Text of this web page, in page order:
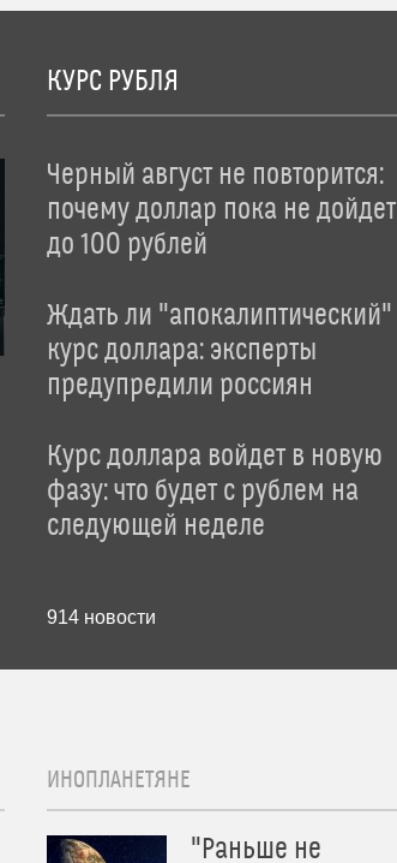
КУРС РУБЛЯ
Черный август не повторится:
почему доллар пока не дойдет
до 100 рублей
Ждать ли "апокалиптический"
курс доллара: эксперты
предупредили россиян
Курс доллара войдет в новую
фазу: что будет с рублем на
следующей неделе
914новости
ИНОПЛАНЕТЯНЕ
"Раньше не